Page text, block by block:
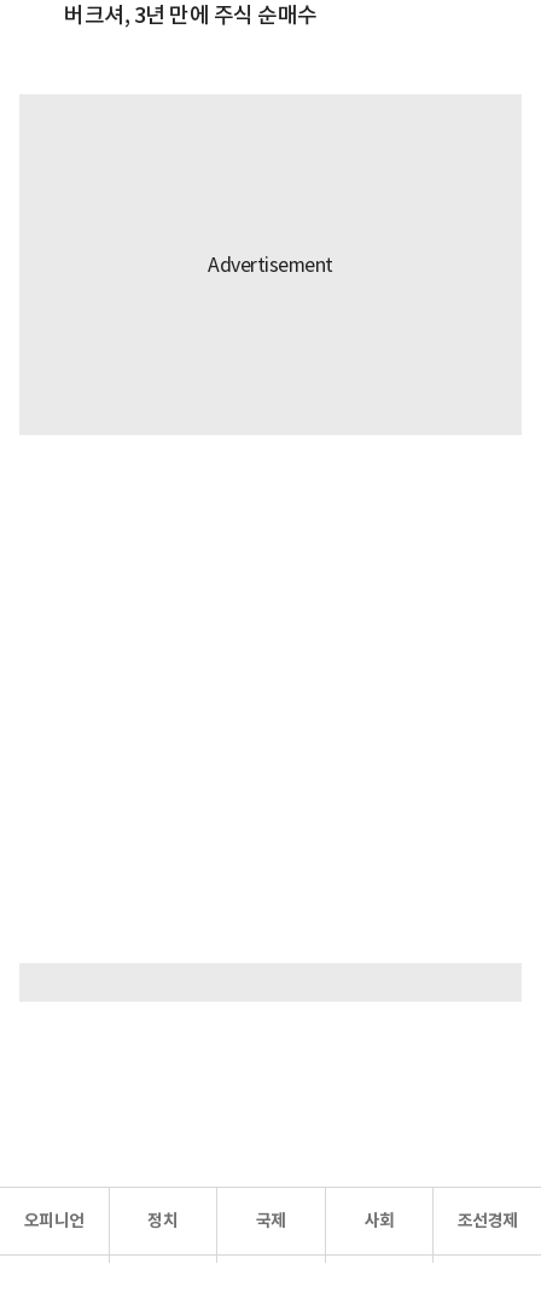
버크셔, 3년 만에 주식 순매수
오피니언 정치 국제 사회 조선경제